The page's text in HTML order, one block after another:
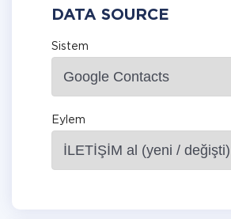
DATA SOURCE
Sistem
Eylem